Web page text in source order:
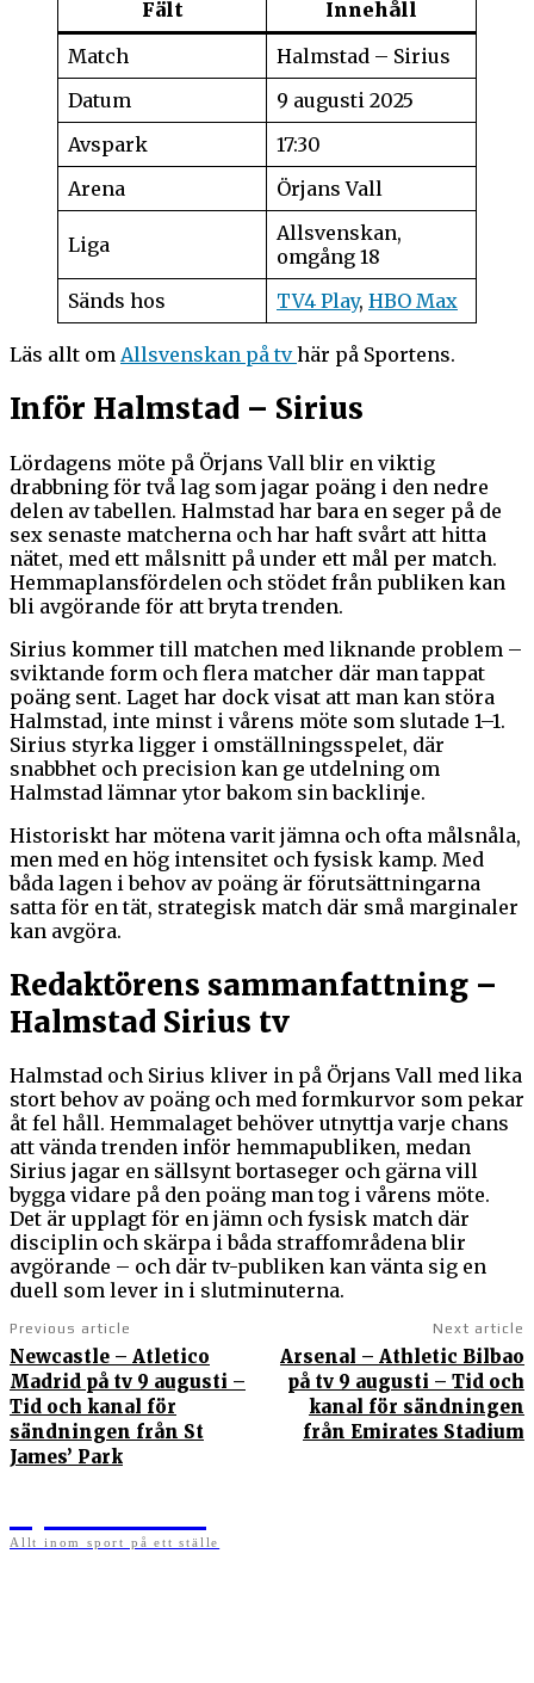
Fält
Innehåll
Match
Halmstad – Sirius
Datum
9 augusti 2025
Avspark
17:30
Arena
Örjans Vall
Liga
Allsvenskan,
omgång 18
Sänds hos
TV4 Play, HBO Max
Läs allt om Allsvenskan på tvhär på Sportens.
Inför Halmstad – Sirius
Lördagens möte på Örjans Vall blir en viktig
drabbning för två lag som jagar poäng i den nedre
delen av tabellen. Halmstad har bara en seger på de
sex senaste matcherna och har haft svårt att hitta
nätet, med ett målsnitt på under ett mål per match.
Hemmaplansfördelen och stödet från publiken kan
bli avgörande för att bryta trenden.
Sirius kommer till matchen med liknande problem –
sviktande form och flera matcher där man tappat
poäng sent. Laget har dock visat att man kan störa
Halmstad, inte minst i vårens möte som slutade 1–1.
Sirius styrka ligger i omställningsspelet, där
snabbhet och precision kan ge utdelning om
Halmstad lämnar ytor bakom sin backlinje.
Historiskt har mötena varit jämna och ofta målsnåla,
men med en hög intensitet och fysisk kamp. Med
båda lagen i behov av poäng är förutsättningarna
satta för en tät, strategisk match där små marginaler
kan avgöra.
Redaktörens sammanfattning –
Halmstad Sirius tv
Halmstad och Sirius kliver in på Örjans Vall med lika
stort behov av poäng och med formkurvor som pekar
åt fel håll. Hemmalaget behöver utnyttja varje chans
att vända trenden inför hemmapubliken, medan
Sirius jagar en sällsynt bortaseger och gärna vill
bygga vidare på den poäng man tog i vårens möte.
Det är upplagt för en jämn och fysisk match där
disciplin och skärpa i båda straffområdena blir
avgörande – och där tv-publiken kan vänta sig en
duell som lever in i slutminuterna.
Previous article
Newcastle – Atletico
Madrid på tv 9 augusti –
Tid och kanal för
sändningen från St
James’ Park
Next article
Arsenal – Athletic Bilbao
på tv 9 augusti – Tid och
kanal för sändningen
från Emirates Stadium
Allt inom sport på ett ställe